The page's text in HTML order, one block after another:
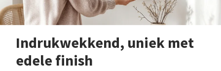
Indrukwekkend, uniek met
edele finish